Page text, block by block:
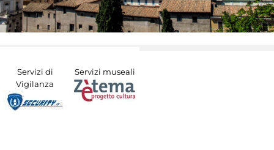
Servizi di
Vigilanza
Servizi museali